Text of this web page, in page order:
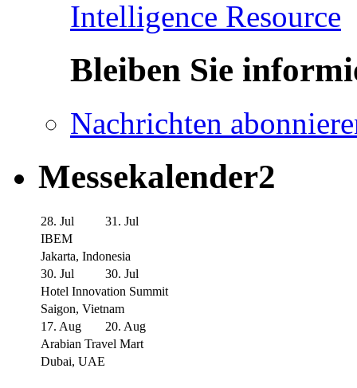
Intelligence Resource
Bleiben Sie
Nachrichten
Messekalender2
28. Jul
31. Jul
IBEM
Jakarta, Indonesia
30. Jul
30. Jul
Hotel Innovation Summit
Saigon, Vietnam
17. Aug
20. Aug
Arabian Travel Mart
Dubai, UAE